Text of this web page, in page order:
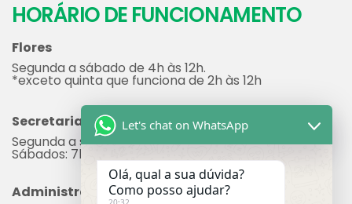
HORÁRIO DE FUNCIONAMENTO
Flores
Segunda a sábado de 4h às 12h.
*exceto quinta que funciona de 2h às 12h
Secretaria
Segunda a sexta: 7h às 17h
Sábados: 7h às 12h
Administração
Let's chat on WhatsApp
Olá, qual a sua dúvida?
Como posso ajudar?